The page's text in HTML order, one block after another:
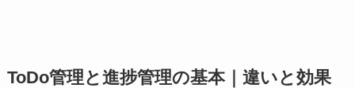
ToDo管理と進捗管理の基本｜違いと効果